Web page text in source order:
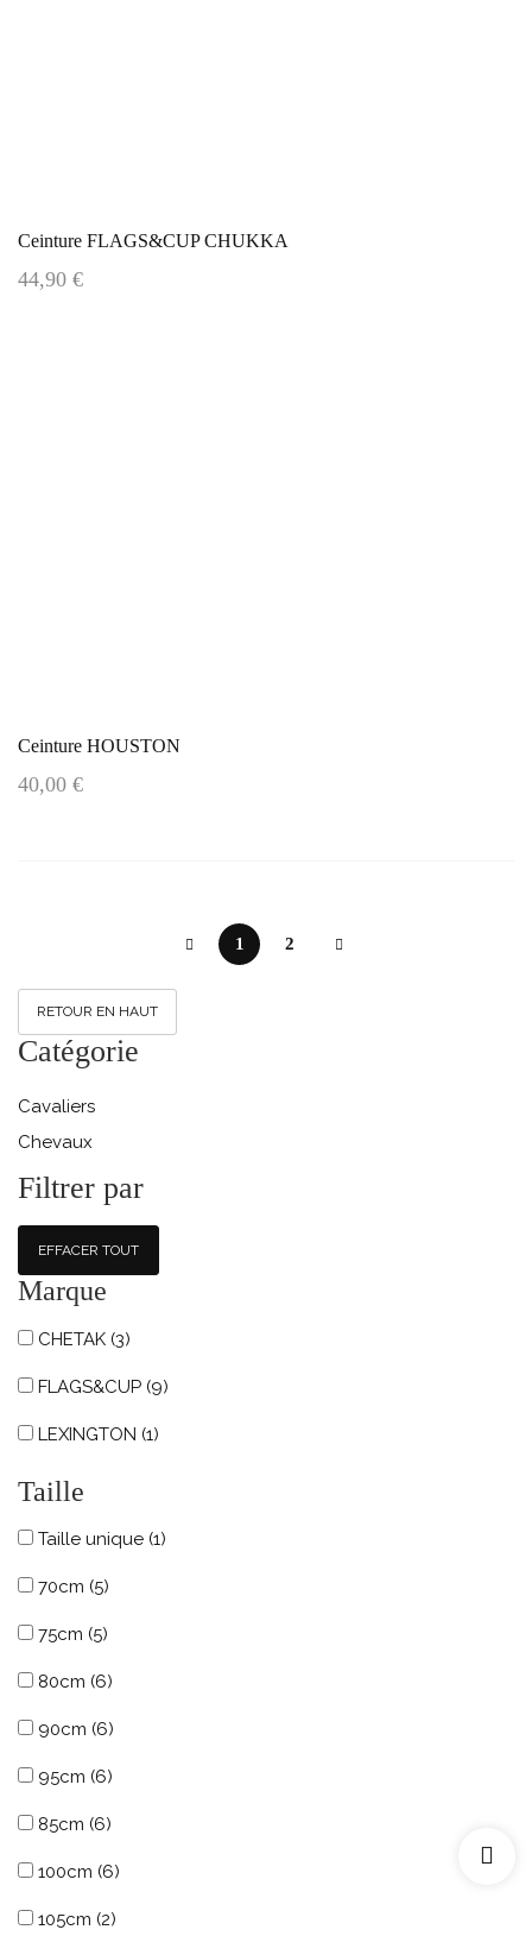
Catégorie
Cavaliers
Chevaux
Filtrer par
EFFACER TOUT
Marque
CHETAK (3)
FLAGS&CUP (9)
LEXINGTON (1)
Taille
Taille unique (1)
70cm (5)
75cm (5)
80cm (6)
90cm (6)
95cm (6)
85cm (6)
100cm (6)
105cm (2)
Ceinture FLAGS&CUP CHUKKA
44,90 €
Ceinture HOUSTON
40,00 €
1 2
RETOUR EN HAUT